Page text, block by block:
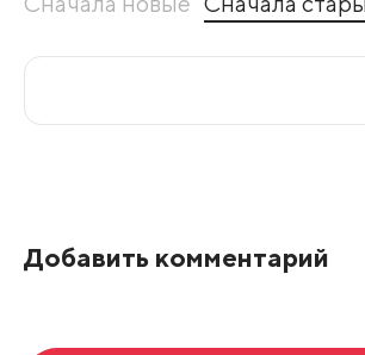
Добавить комментарий